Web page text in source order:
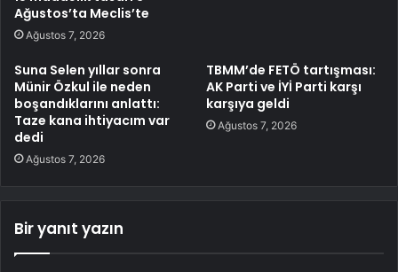
Ağustos’ta Meclis’te
Ağustos 7, 2026
Suna Selen yıllar sonra
Münir Özkul ile neden
boşandıklarını anlattı:
Taze kana ihtiyacım var
dedi
Ağustos 7, 2026
TBMM’de FETÖ tartışması:
AK Parti ve İYİ Parti karşı
karşıya geldi
Ağustos 7, 2026
Bir yanıt yazın